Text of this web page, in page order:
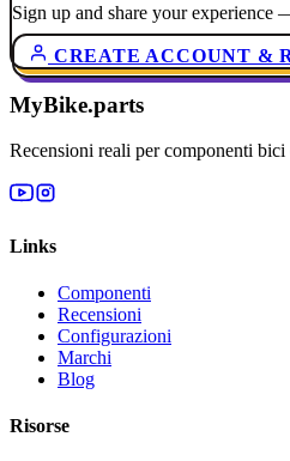
Sign up and share your experience
CREATE ACCOUNT &
MyBike.parts
Recensioni reali per componenti bici
Links
Componenti
Recensioni
Configurazioni
Marchi
Blog
Risorse